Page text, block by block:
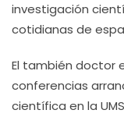
investigación
cotidianas de
El también doctor
conferencias
científica en la